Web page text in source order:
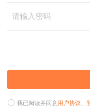
我已阅读并同意用户协议、